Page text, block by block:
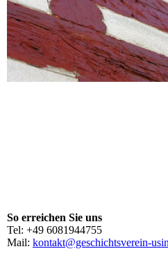
So erreichen Sie uns
Tel: +49 6081944755
Mail: kontakt@geschichtsverein-